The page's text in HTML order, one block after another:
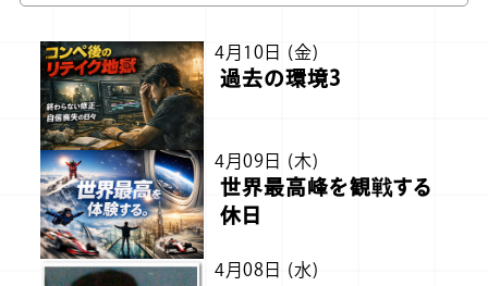
4月10日 (金)
過去の環境3
4月09日 (木)
世界最高峰を観戦する
休日
4月08日 (水)